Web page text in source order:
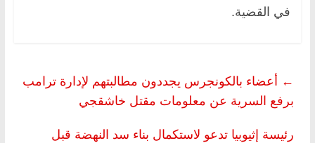
في القضية.
← أعضاء بالكونجرس يجددون مطالبتهم لإدارة ترامب
برفع السرية عن معلومات مقتل خاشقجي
رئيسة إثيوبيا تدعو لاستكمال بناء سد النهضة قبل